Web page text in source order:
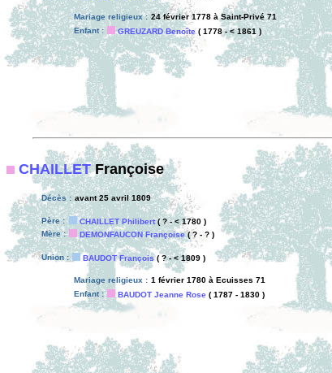
Mariage religieux : 24 février 1778 à Saint-Privé 71
Enfant :
GREUZARD Benoîte ( 1778 - < 1861 )
CHAILLETFrançoise
Décès : avant 25 avril 1809
Père : CHAILLET Philibert( ? - < 1780 )
Mère :
DEMONFAUCON Françoise( ? - ? )
Union : BAUDOT François( ? - < 1809 )
Mariage religieux : 1 février 1780 à Ecuisses 71
Enfant :
BAUDOT Jeanne Rose ( 1787 - 1830 )